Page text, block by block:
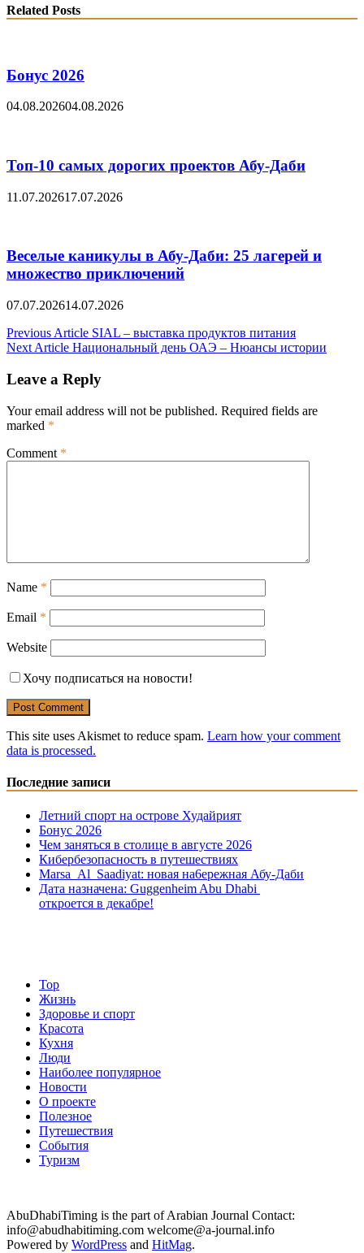
Related Posts
Бонус 2026
04.08.202604.08.2026
Топ-10 самых дорогих проектов Абу-Даби
11.07.202617.07.2026
Веселые каникулы в Абу-Даби: 25 лагерей и
множество приключений
07.07.202614.07.2026
Post
navigation
Previous Article SIAL – выставка продуктов питания
Next Article Национальный день ОАЭ – Нюансы истории
Leave a Reply
Your email address will not be published. Required fields are
marked *
Comment *
Name *
Email *
Website
Хочу подписаться на новости!
This site uses Akismet to reduce spam. Learn how your comment
data is processed.
Последние записи
Летний спорт на острове Худайрият
Бонус 2026
Чем заняться в столице в августе 2026
Кибербезопасность в путешествиях
Marsa Al Saadiyat: новая на6ережная Абу-Даби
Дата назначена: Guggenheim Abu Dhabi
откроется в декабре!
Top
Жизнь
Здоровье и спорт
Красота
Кухня
Люди
Наиболее популярное
Новости
О проекте
Полезное
Путешествия
События
Туризм
AbuDhabiTiming is the part of Arabian Journal Contact:
info@abudhabitiming.com welcome@a-journal.info
Powered by WordPress and HitMag.